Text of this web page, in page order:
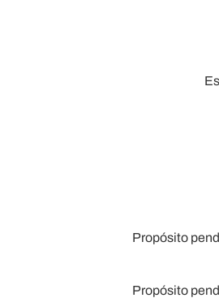
Propósito
Propósito